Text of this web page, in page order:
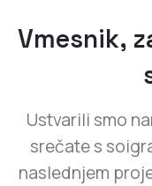
Vmesnik,
Ustvarili smo
srečate s
naslednjem